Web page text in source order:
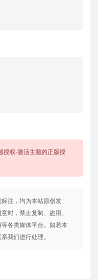
授权-激活主题的正版授
注，均为本站原创发
时，禁止复制、盗用、
各类媒体平台。如若本
我们进行处理。